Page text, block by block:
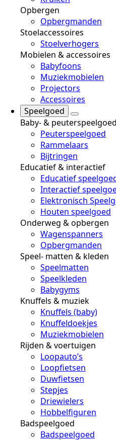
Opbergen
Opbergmanden
Stoelaccessoires
Stoelverhogers
Mobielen & accessoires
Babyfoons
Muziekmobielen
Projectors
Accessoires
Speelgoed
Baby- & peuterspeelgoed
Peuterspeelgoed
Rammelaars
Bijtringen
Educatief & interactief
Educatief
Interactief
Elektronisch
Houten speelgoed
Onderweg & opbergen
Wagenspanners
Opbergmanden
Speel- matten & kleden
Speelmatten
Speelkleden
Babygyms
Knuffels & muziek
Knuffels (baby)
Knuffeldoekjes
Muziekmobielen
Rijden & voertuigen
Loopauto’s
Loopfietsen
Duwfietsen
Stepjes
Driewielers
Hobbelfiguren
Badspeelgoed
Badspeelgoed